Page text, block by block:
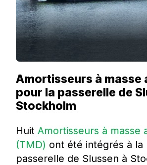
Amortisseurs à masse
pour la passerelle de
Stockholm
Huit Amortisseurs à masse
(TMD) ont été intégrés à la
passerelle de Slussen à